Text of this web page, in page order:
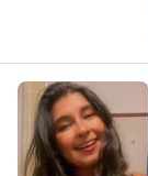
J